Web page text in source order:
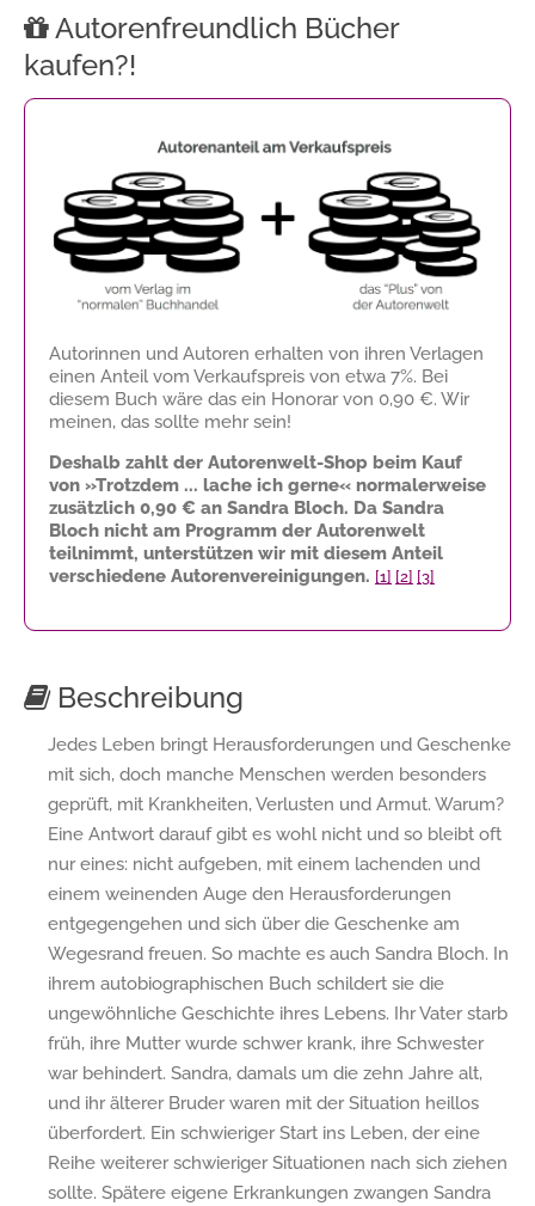
Autorenfreundlich Bücher
kaufen?!
Autorinnen und Autoren erhalten von ihren Verlagen
einen Anteil vom Verkaufspreis von etwa 7%. Bei
diesem Buch wäre das ein Honorar von 0,90 €. Wir
meinen, das sollte mehr sein!
Deshalb zahlt der Autorenwelt-Shop beim Kauf
von »Trotzdem ... lache ich gerne« normalerweise
zusätzlich 0,90 € an Sandra Bloch. Da Sandra
Bloch nicht am Programm der Autorenwelt
teilnimmt, unterstützen wir mit diesem Anteil
verschiedene Autorenvereinigungen. [1] [2] [3]
Beschreibung
Jedes Leben bringt Herausforderungen und Geschenke
mit sich, doch manche Menschen werden besonders
geprüft, mit Krankheiten, Verlusten und Armut. Warum?
Eine Antwort darauf gibt es wohl nicht und so bleibt oft
nur eines: nicht aufgeben, mit einem lachenden und
einem weinenden Auge den Herausforderungen
entgegengehen und sich über die Geschenke am
Wegesrand freuen. So machte es auch Sandra Bloch. In
ihrem autobiographischen Buch schildert sie die
ungewöhnliche Geschichte ihres Lebens. Ihr Vater starb
früh, ihre Mutter wurde schwer krank, ihre Schwester
war behindert. Sandra, damals um die zehn Jahre alt,
und ihr älterer Bruder waren mit der Situation heillos
überfordert. Ein schwieriger Start ins Leben, der eine
Reihe weiterer schwieriger Situationen nach sich ziehen
sollte. Spätere eigene Erkrankungen zwangen Sandra